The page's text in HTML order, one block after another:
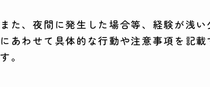
また、夜間に発生した場合等、経験が浅
にあわせて具体的な行動や注意事項を記
す。